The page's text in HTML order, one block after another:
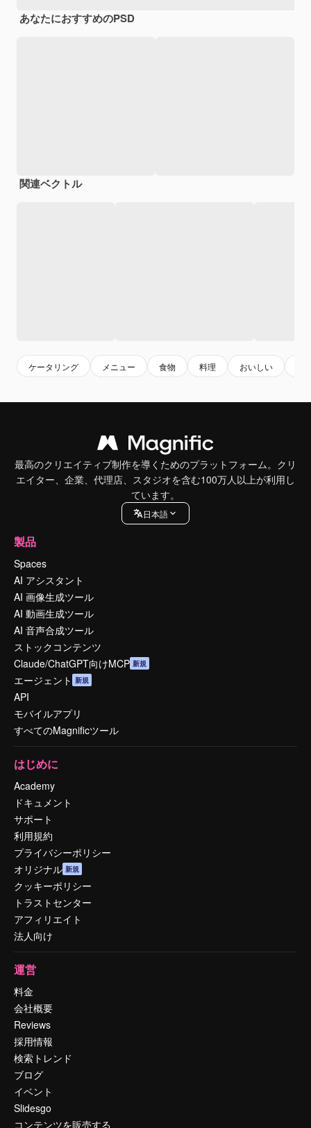
あなたにおすすめのPSD
関連ベクトル
ケータリング メニュー 食物 料理 おいしい
最高のクリエイティブ制作を導くためのプラットフォーム。クリ
エイター、企業、代理店、スタジオを含む100万人以上が利用し
ています。
日本語
製品
Spaces
AI アシスタント
AI 画像生成ツール
AI 動画生成ツール
AI 音声合成ツール
ストックコンテンツ
Claude/ChatGPT向けMCP 新規
エージェント 新規
API
モバイルアプリ
すべてのMagnificツール
はじめに
Academy
ドキュメント
サポート
利用規約
プライバシーポリシー
オリジナル 新規
クッキーポリシー
トラストセンター
アフィリエイト
法人向け
運営
料金
会社概要
Reviews
採用情報
検索トレンド
ブログ
イベント
Slidesgo
コンテンツを販売する